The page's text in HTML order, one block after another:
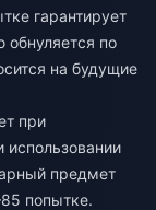
гарантирует
обнуляется по
на будущие
при
использовании
предмет
попытке.